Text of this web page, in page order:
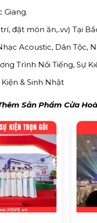
Giang.
đặt món ăn,..vv) Tại
Acoustic, Dân Tộc,
Trình Nổi Tiếng, Sự
& Sinh Nhật
Sản Phẩm Cửa